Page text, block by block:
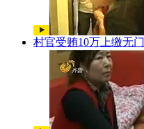
村官受贿10万上缴无门